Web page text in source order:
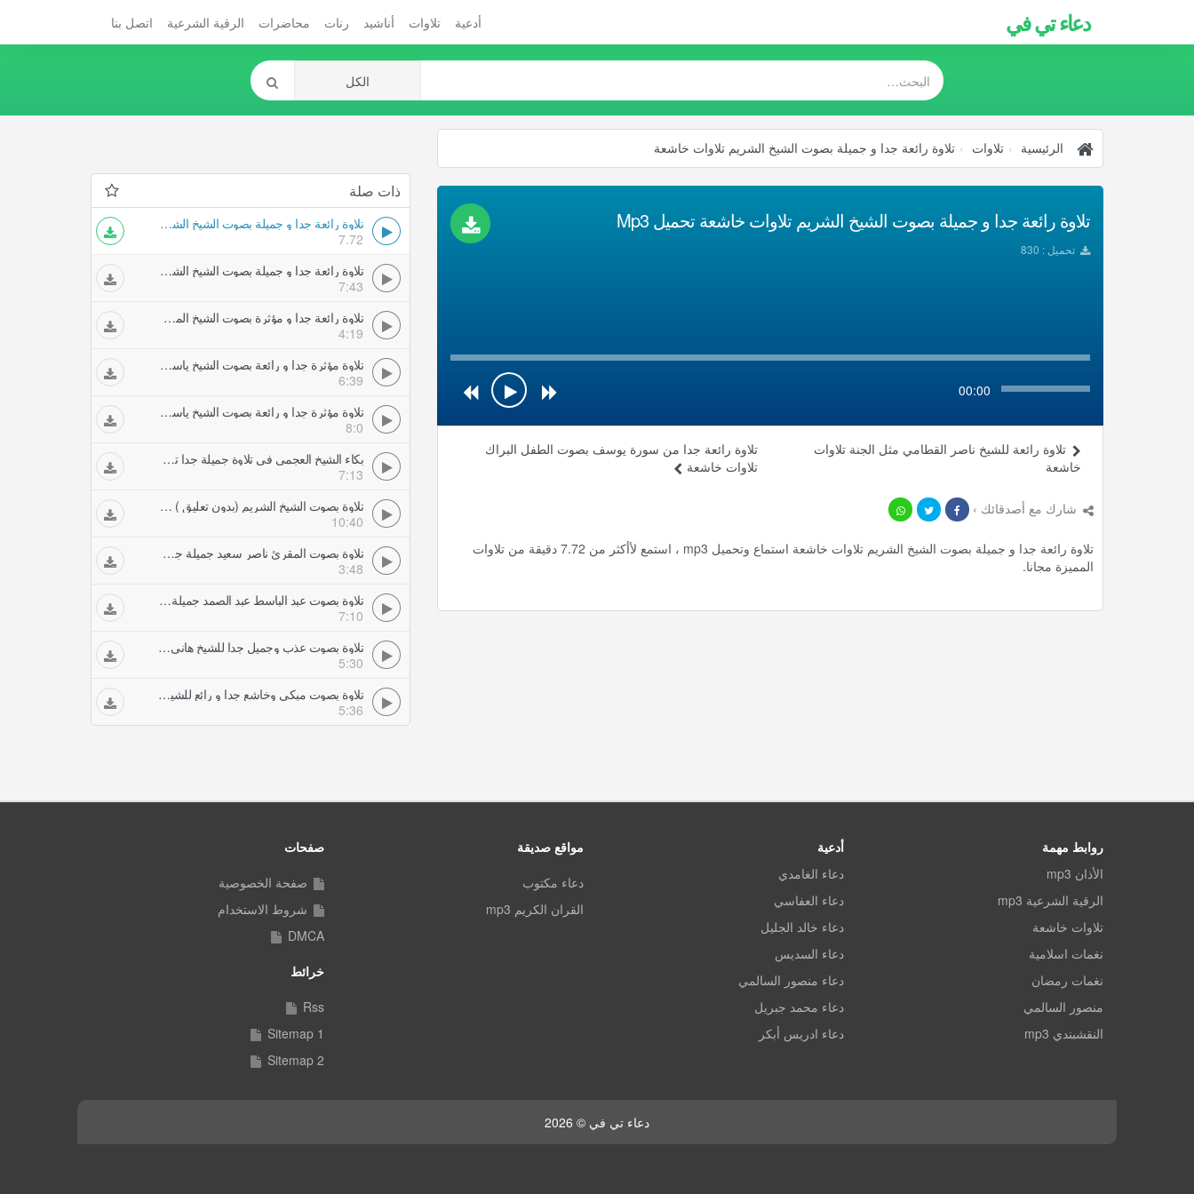
دعاء تي في أدعية تلاوات أناشيد رنات محاضرات الرقية الشرعية اتصل بنا
الرئيسية تلاوات تلاوة رائعة جدا و جميلة بصوت الشيخ الشريم تلاوات خاشعة
تلاوة رائعة جدا و جميلة بصوت الشيخ الشريم تلاوات خاشعة تحميل Mp3
تحميل : 830
00:00
تلاوة رائعة جدا من سورة يوسف بصوت الطفل البراك
تلاوات خاشعة
تلاوة رائعة للشيخ ناصر القطامي مثل الجنة تلاوات
خاشعة
شارك مع أصدقائك ›
تلاوة رائعة جدا و جميلة بصوت الشيخ الشريم تلاوات خاشعة استماع وتحميل mp3 ، استمع لأأكثر من 7.72 دقيقة من تلاوات
المميزة مجانا.
ذات صلة
تلاوة رائعة جدا و جميلة بصوت الشيخ الشريم تلاوات خاشعة
7.72
تلاوة رائعة جدا و جميلة بصوت الشيخ الشريم تلاوات خاشعة
7:43
تلاوة رائعة جدا و مؤثرة بصوت الشيخ المحيسني تلاوات خاشعة
4:19
تلاوة مؤثرة جدا و رائعة بصوت الشيخ ياسر الدوسري avi تلاوات خاشعة
6:39
تلاوة مؤثرة جدا و رائعة بصوت الشيخ ياسر الدوسري تلاوات خاشعة
8:0
بكاء الشيخ العجمي في تلاوة جميلة جدا تلاوات خاشعة
7:13
تلاوة بصوت الشيخ الشريم (بدون تعليق ) كأنك في الحرم تلاوات خاشعة
10:40
تلاوة بصوت المقرئ ناصر سعيد جميلة جدا تلاوات خاشعة
3:48
تلاوة بصوت عبد الباسط عبد الصمد جميلة جدا جدا تلاوات خاشعة
7:10
تلاوة بصوت عذب وجميل جدا للشيخ هاني الرفاعي تلاوات خاشعة
5:30
تلاوة بصوت مبكي وخاشع جدا و رائع للشيخ ناصر القظامي تلاوات خاشعة
5:36
روابط مهمة
الأذان mp3
الرقية الشرعية mp3
تلاوات خاشعة
نغمات اسلامية
نغمات رمضان
منصور السالمي
النقشبندي mp3
أدعية
دعاء الغامدي
دعاء العفاسي
دعاء خالد الجليل
دعاء السديس
دعاء منصور السالمي
دعاء محمد جبريل
دعاء ادريس أبكر
مواقع صديقة
دعاء مكتوب
القران الكريم mp3
صفحات
صفحة الخصوصية
شروط الاستخدام
DMCA
خرائط
Rss
Sitemap 1
Sitemap 2
دعاء تي في © 2026